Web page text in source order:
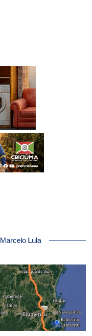
Lula